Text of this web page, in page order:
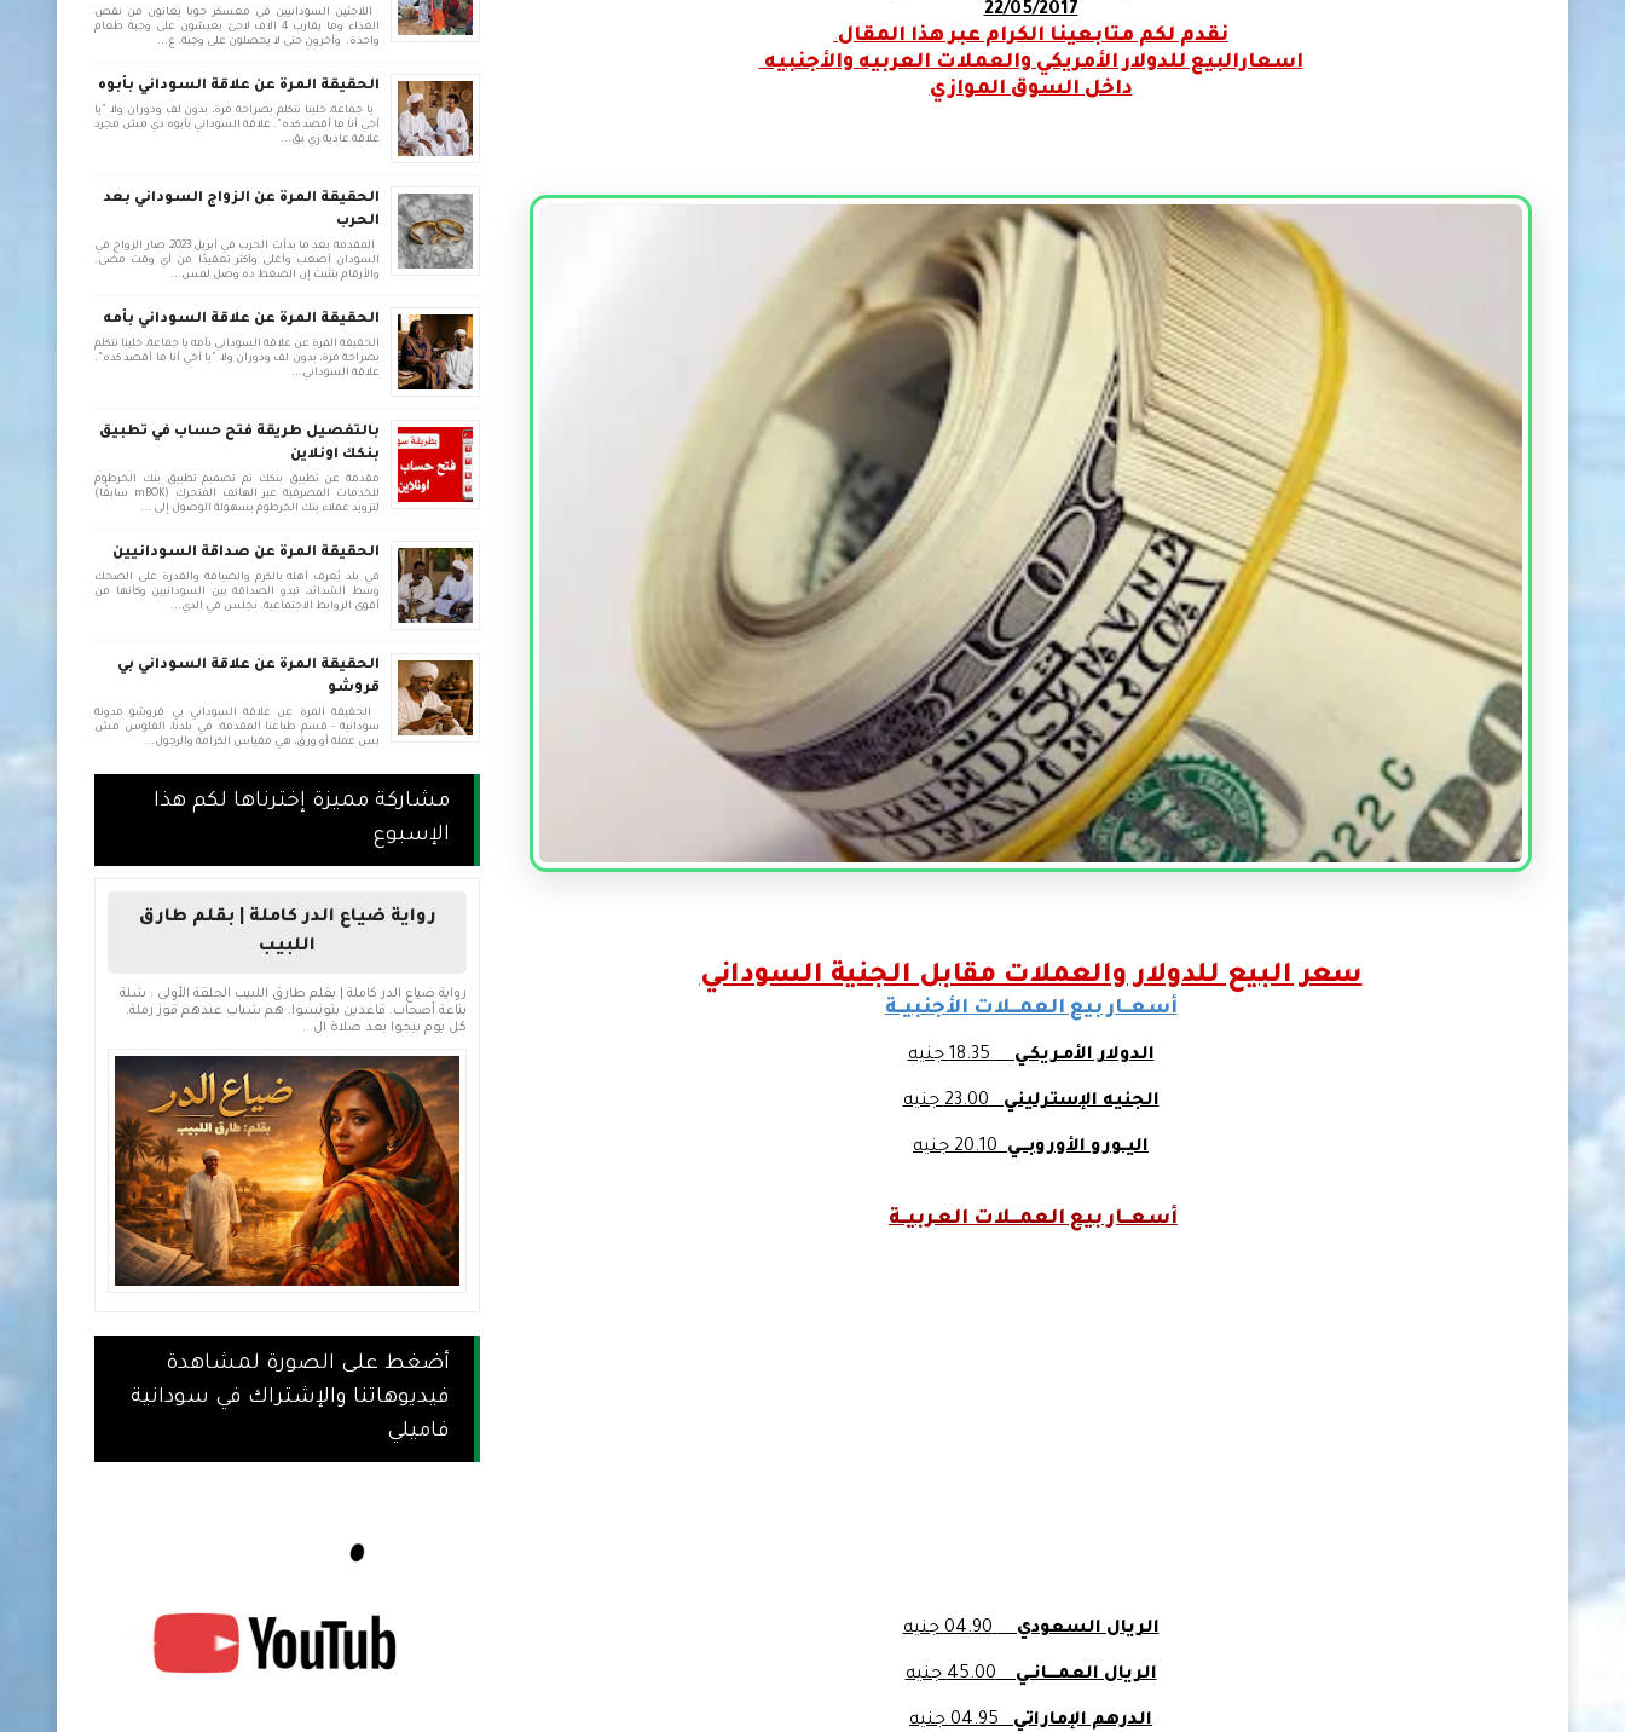
22/05/2017
نقدم لكم متابعينا الكرام عبر هذا المقال
اسعارالبيع للدولار الأمريكي والعملات العربيه والأجنبيه
داخل السوق الموازي
سعر البيع للدولار والعملات مقابل الجنية السوداني
أسعـــار بيع العمـــلات الأجنبيــة
الدولار الأمـريكـي18.35 جنيه
الجنيه الإسترليني23.00 جنيه
اليــورو الأوروبـــي20.10 جنيه
أسعـــار بيع العمـــلات العـربيــة
الريال السعودي04.90 جنيه
الريال العمــــانــي45.00 جنيه
الدرهم الإماراتي04.95 جنيه
اللاجئين السودانيين في معسكر جوبا يعانون من نقص
الغذاء وما يقارب 4 الاف لاجئ يعيشون على وجبة طعام
واحدة. وأخرون حتى لا يحصلون على وجبة. ع...
الحقيقة المرة عن علاقة السوداني بأبوه
يا جماعة، خلينا نتكلم بصراحة مرة، بدون لف ودوران ولا "يا
أخي أنا ما أقصد كده". علاقة السوداني بأبوه دي مش مجرد
علاقة عادية زي بق...
الحقيقة المرة عن الزواج السوداني بعد
الحرب
المقدمة بعد ما بدأت الحرب في أبريل 2023، صار الزواج في
السودان أصعب وأغلى وأكثر تعقيدًا من أي وقت مضى.
والأرقام بتثبت إن الضغط ده وصل لمس...
الحقيقة المرة عن علاقة السوداني بأمه
الحقيقة المرة عن علاقة السوداني بأمه يا جماعة، خلينا نتكلم
بصراحة مرة، بدون لف ودوران ولا "يا أخي أنا ما أقصد كده".
علاقة السوداني...
بالتفصيل طريقة فتح حساب في تطبيق
بنكك اونلاين
مقدمة عن تطبيق بنكك تم تصميم تطبيق بنك الخرطوم
للخدمات المصرفية عبر الهاتف المتحرك (mBOK سابقًا)
لتزويد عملاء بنك الخرطوم بسهولة الوصول إلى ...
الحقيقة المرة عن صداقة السودانيين
في بلد يُعرف أهله بالكرم والضيافة والقدرة على الضحك
وسط الشدائد، تبدو الصداقة بين السودانيين وكأنها من
أقوى الروابط الاجتماعية. نجلس في الدي...
الحقيقة المرة عن علاقة السوداني بي
قروشو
الحقيقة المرة عن علاقة السوداني بي قروشو مدونة
سودانية - قسم طباعنا المقدمة: في بلدنا، الفلوس مش
بس عملة أو ورق، هي مقياس الكرامة والرجول...
مشاركة مميزة إخترناها لكم هذا
الإسبوع
رواية ضياع الدر كاملة | بقلم طارق
اللبيب
رواية ضياع الدر كاملة | بقلم طارق اللبيب الحلقة الأولى : شلة
بتاعة أصحاب. قاعدين بتونسوا. هم شباب عندهم قوز رملة.
كل يوم بيجوا بعد صلاة ال...
أضغط على الصورة لمشاهدة
فيديوهاتنا والإشتراك في سودانية
فاميلي